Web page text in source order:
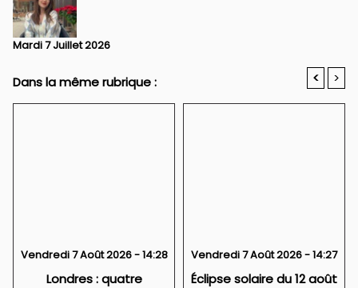
Mardi 7 Juillet 2026
Dans la même rubrique : < >
Vendredi 7 Août 2026 - 14:28
Londres : quatre
Vendredi 7 Août 2026 - 14:27
Éclipse solaire du 12 août